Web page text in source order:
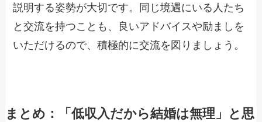
説明する姿勢が大切です。同じ境遇にいる人たち
と交流を持つことも、良いアドバイスや励ましを
いただけるので、積極的に交流を図りましょう。
まとめ：「低収入だから結婚は無理」と思